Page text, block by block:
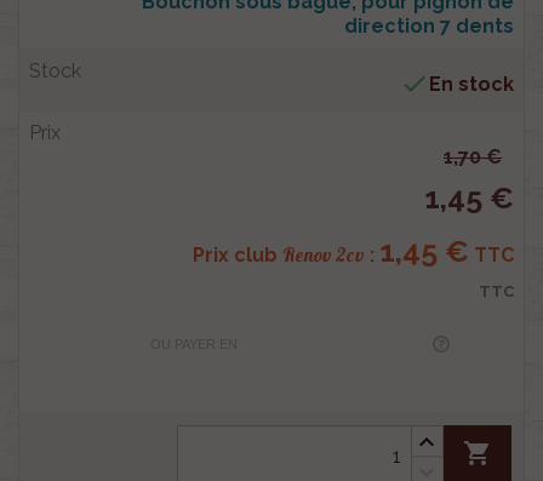
direction 7 dents
 En stock
1,70 €
1,45 €
Prix club Renov 2cv : 1,45 € TTC
TTC
OU PAYER EN
shopping_cart